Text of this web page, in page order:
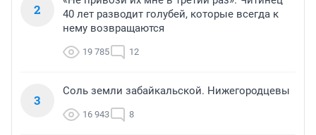
2
40 лет разводит голубей, которые всегда к
нему возвращаются
19 785 12
3
Соль земли забайкальской. Нижегородцевы
16 943 8